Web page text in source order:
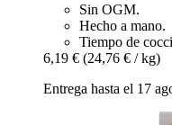
Sin OGM.
Hecho a mano.
Tiempo de
6,19 € (24,76 € / kg)
Entrega hasta el 17